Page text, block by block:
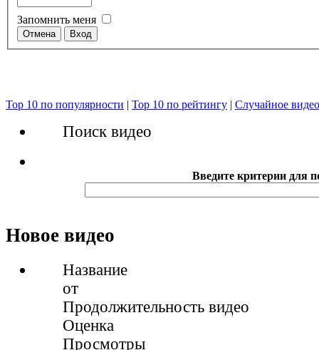
Запомнить меня
Top 10 по популярности | Top 10 по рейтингу | Случайное видео
Поиск видео
Введите критерии для
Новое видео
Название
от
Продолжительность видео
Оценка
Просмотры